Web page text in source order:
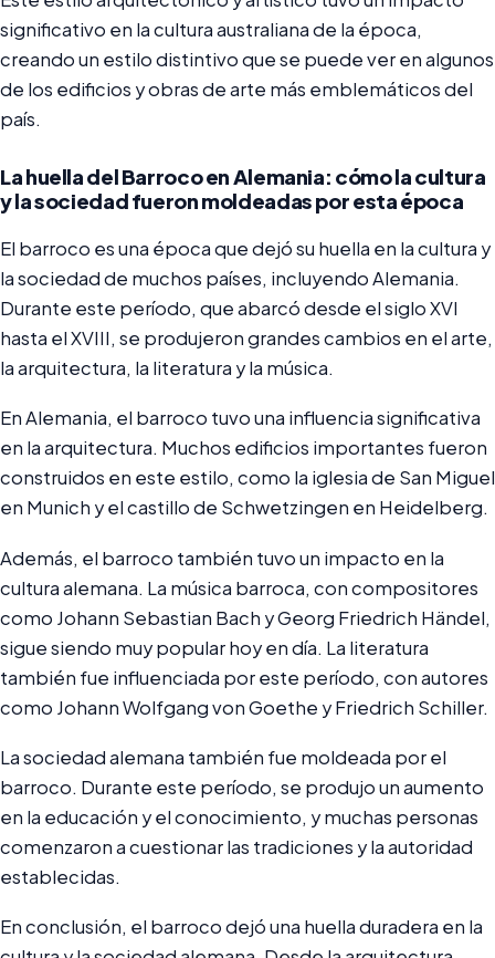
significativo en la cultura australiana de la época,
creando un estilo distintivo que se puede ver en algunos
de los edificios y obras de arte más emblemáticos del
país.
La huella del Barroco en Alemania: cómo la cultura
y la sociedad fueron moldeadas por esta época
El barroco es una época que dejó su huella en la cultura y
la sociedad de muchos países, incluyendo Alemania.
Durante este período, que abarcó desde el siglo XVI
hasta el XVIII, se produjeron grandes cambios en el arte,
la arquitectura, la literatura y la música.
En Alemania, el barroco tuvo una influencia significativa
en la arquitectura. Muchos edificios importantes fueron
construidos en este estilo, como la iglesia de San Miguel
en Munich y el castillo de Schwetzingen en Heidelberg.
Además, el barroco también tuvo un impacto en la
cultura alemana. La música barroca, con compositores
como Johann Sebastian Bach y Georg Friedrich Händel,
sigue siendo muy popular hoy en día. La literatura
también fue influenciada por este período, con autores
como Johann Wolfgang von Goethe y Friedrich Schiller.
La sociedad alemana también fue moldeada por el
barroco. Durante este período, se produjo un aumento
en la educación y el conocimiento, y muchas personas
comenzaron a cuestionar las tradiciones y la autoridad
establecidas.
En conclusión, el barroco dejó una huella duradera en la